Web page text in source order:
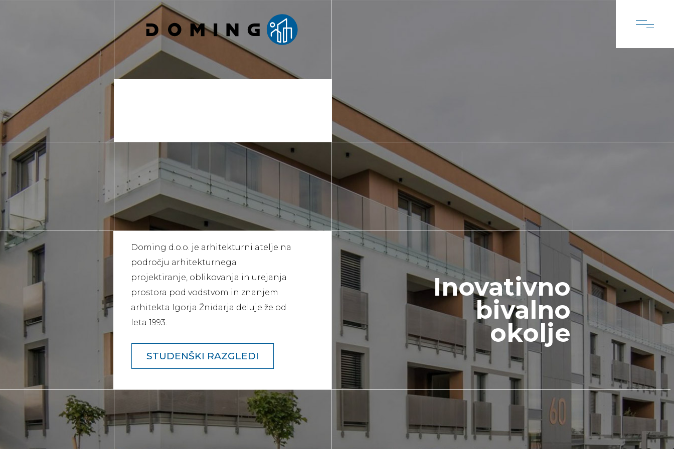
Doming d.o.o. je arhitekturni atelje na
področju arhitekturnega
projektiranje, oblikovanja in urejanja
prostora pod vodstvom in znanjem
arhitekta Igorja Žnidarja deluje že od
leta 1993.
Inovativno
bivalno
okolje
STUDENŠKI RAZGLEDI